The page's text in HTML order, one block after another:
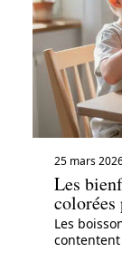
25 mars
Les
colorées
Les
contentent